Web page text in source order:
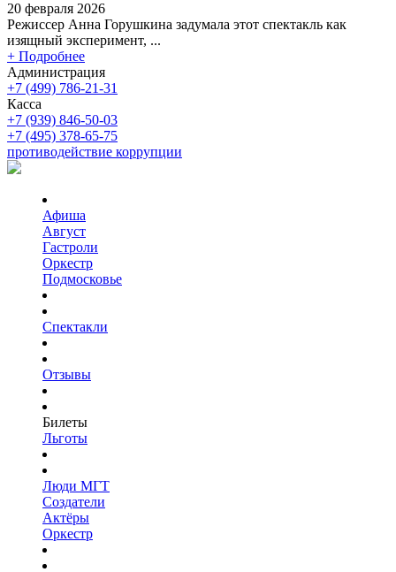
20 февраля 2026
Режиссер Анна Горушкина задумала этот спектакль как
изящный эксперимент, ...
+ Подробнее
Администрация
+7 (499) 786-21-31
Касса
+7 (939) 846-50-03
+7 (495) 378-65-75
противодействие коррупции
Афиша
Август
Гастроли
Оркестр
Подмосковье
Спектакли
Отзывы
Билеты
Льготы
Люди МГТ
Создатели
Актёры
Оркестр